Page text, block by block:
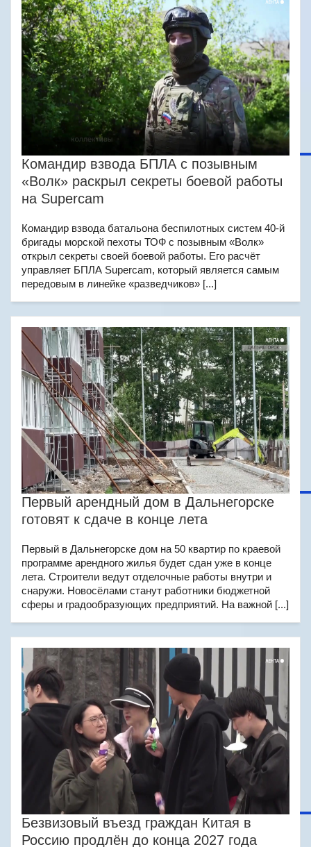
Командир взвода БПЛА с позывным
«Волк» раскрыл секреты боевой работы
на Supercam
Командир взвода батальона беспилотных систем 40-й
бригады морской пехоты ТОФ с позывным «Волк»
открыл секреты своей боевой работы. Его расчёт
управляет БПЛА Supercam, который является самым
передовым в линейке «разведчиков» [...]
Первый арендный дом в Дальнегорске
готовят к сдаче в конце лета
Первый в Дальнегорске дом на 50 квартир по краевой
программе арендного жилья будет сдан уже в конце
лета. Строители ведут отделочные работы внутри и
снаружи. Новосёлами станут работники бюджетной
сферы и градообразующих предприятий. На важной [...]
Безвизовый въезд граждан Китая в
Россию продлён до конца 2027 года